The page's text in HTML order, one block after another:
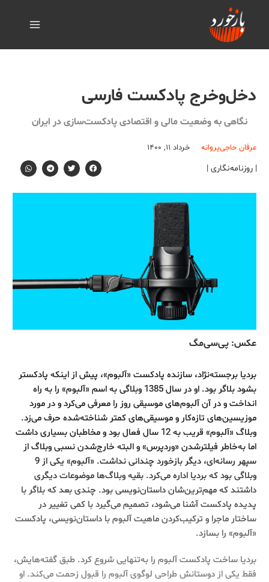
دخل‌وخرج پادکست فارسی
نگاهی به وضعیت مالی و اقتصادی پادکست‌سازی در ایران
عرفان حاجی‌پروانه خرداد ۱۱, ۱۴۰۰
| روزنامه‌نگاری |
عکس: پی‌سی‌مگ
بردیا برجسته‌نژاد، سازنده پادکست «آلبوم»، پیش از اینکه پادکستر
بشود بلاگر بود. او در سال 1385 وبلاگی به اسم «آلبوم» را به راه
انداخت و در آن آلبوم‌های موسیقی روز را معرفی می‌کرد و در مورد
موزیسین‌‌های تازه‌کار و موسیقی‌های کمتر شناخته‌شده حرف می‌زد.
وبلاگ «آلبوم» قریب به 12 سال فعال بود و مخاطبان بسیاری داشت
اما به‌خاطر فیلترشدن «وردپرس» و البته خارج‌شدن نسبی وبلاگ از
سپهر رسانه‌ای، دیگر بازخورد چندانی نداشت. «آلبوم» یکی از 9
وبلاگی بود که بردیا اداره می‌کرد. بقیه وبلاگ‌ها موضوعات دیگری
داشتند که مهم‌ترین‌شان داستان‌نویسی بود. چندی بعد که بلاگر با
پدیده پادکست آشنا می‌شود، تصمیم می‌گیرد با کمی تغییر در
ساختار ماجرا و ترکیب‌کردن ماهیت آلبوم با داستان‌نویسی، پادکست
«آلبوم» را بسازد.
بردیا ساخت پادکست آلبوم را به‌تنهایی شروع کرد. طبق گفته‌هایش،
فقط یکی از دوستانش طراحی لوگوی آلبوم را قبول زحمت می‌کند. او